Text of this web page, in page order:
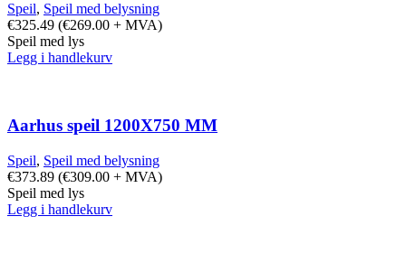
Speil, Speil med belysning
€325.49 (€269.00 + MVA)
Speil med lys
Legg i handlekurv
Aarhus speil 1200X750 MM
Speil, Speil med belysning
€373.89 (€309.00 + MVA)
Speil med lys
Legg i handlekurv